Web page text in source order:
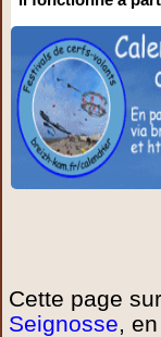
Cette page
Seignosse,